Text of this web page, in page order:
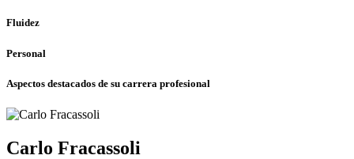
Fluidez
Personal
Aspectos destacados de su carrera profesional
Carlo Fracassoli